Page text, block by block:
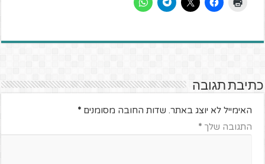
כתיבת תגובה
האימייל לא יוצג באתר. שדות החובה מסומנים*
התגובה שלך*